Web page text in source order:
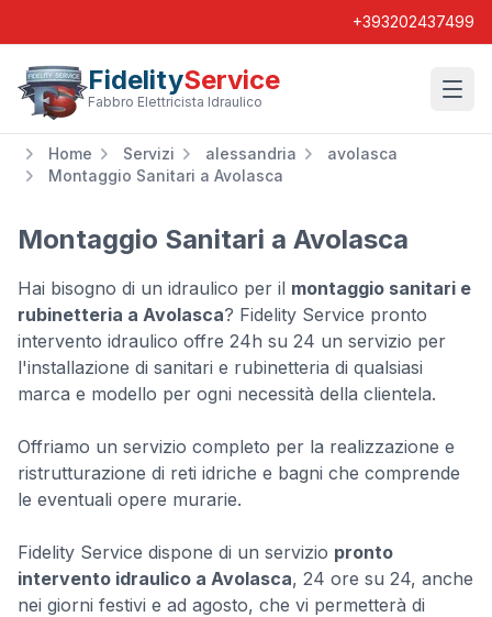
+393202437499
FidelityService
Fabbro Elettricista Idraulico
Home Servizi alessandria
avolasca
Montaggio Sanitari a Avolasca
Montaggio Sanitari a Avolasca
Hai bisogno di un idraulico per il montaggio sanitari e
rubinetteria a Avolasca? Fidelity Service pronto
intervento idraulico offre 24h su 24 un servizio per
l'installazione di sanitari e rubinetteria di qualsiasi
marca e modello per ogni necessità della clientela.
Offriamo un servizio completo per la realizzazione e
ristrutturazione di reti idriche e bagni che comprende
le eventuali opere murarie.
Fidelity Service dispone di un servizio pronto
intervento idraulico a Avolasca, 24 ore su 24, anche
nei giorni festivi e ad agosto, che vi permetterà di